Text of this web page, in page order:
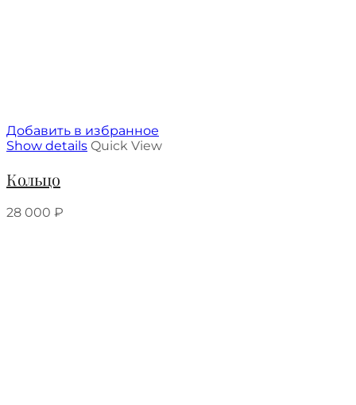
Добавить в избранное
Show details Quick View
Кольцо
28 000 ₽